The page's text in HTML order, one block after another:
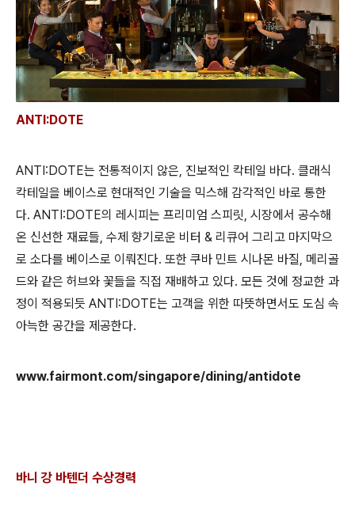
ANTI:DOTE
ANTI:DOTE는 전통적이지 않은, 진보적인 칵테일 바다. 클래식
칵테일을 베이스로 현대적인 기술을 믹스해 감각적인 바로 통한
다. ANTI:DOTE의 레시피는 프리미엄 스피릿, 시장에서 공수해
온 신선한 재료들, 수제 향기로운 비터 & 리큐어 그리고 마지막으
로 소다를 베이스로 이뤄진다. 또한 쿠바 민트 시나몬 바질, 메리골
드와 같은 허브와 꽃들을 직접 재배하고 있다. 모든 것에 정교한 과
정이 적용되듯 ANTI:DOTE는 고객을 위한 따뜻하면서도 도심 속
아늑한 공간을 제공한다.
www.fairmont.com/singapore/dining/antidote
바니 강 바텐더 수상경력